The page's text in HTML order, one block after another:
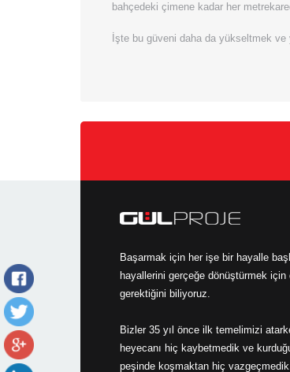
bahçedeki çimene kadar her
İşte bu güveni daha da yükseltmek ve
Başarmak için her işe bir hayalle
hayallerini gerçeğe dönüştürmek için
gerektiğini biliyoruz.
Bizler 35 yıl önce ilk temelimizi
heyecanı hiç kaybetmedik ve
peşinde koşmaktan hiç vazgeçmedik.